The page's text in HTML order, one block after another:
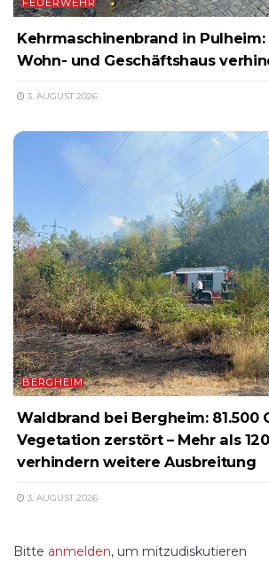
FEUERWEHR
Kehrmaschinenbrand in
Wohn- und Geschäftshaus
3. AUGUST 2026
BERGHEIM
Waldbrand bei Bergheim: 81.500
Vegetation zerstört – Mehr als
verhindern weitere Ausbreitung
3. AUGUST 2026
Bitte anmelden, um mitzudiskutieren